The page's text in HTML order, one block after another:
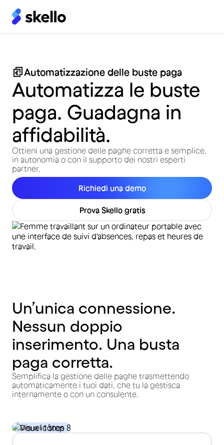
Automatizzazione delle buste paga
Automatizza le buste
paga. Guadagna in
affidabilità.
Ottieni una gestione delle paghe corretta e semplice,
in autonomia o con il supporto dei nostri esperti
partner.
Richiedi una demo
Prova Skello gratis
Un’unica connessione.
Nessun doppio
inserimento. Una busta
paga corretta.
Semplifica la gestione delle paghe trasmettendo
automaticamente i tuoi dati, che tu la gestisca
internamente o con un consulente.